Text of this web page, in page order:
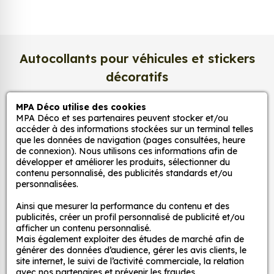
incomparable. Vos créations conservent tout leur
éclat, sans reflets gênants ni décoloration due à la
Une impression photo professionnelle
haute définition
Chaque affiche est produite avec desencres
pigmentaires de dernière génération, offrant un
rendu d’image précis et durable. Nos imprimantes
grand format sont calibrées pour reproduire
s’agisse d’unephoto, d’une illustration
vectorielle ou d’une affiche d’art
Résolution d’impression jusqu’à 2400 dpi
Encres écologiques et résistantes à la lumière
Autocollants pour véhicules et stickers
décoratifs
MPA Déco
Nos services
Nos sites
Mon Compte
Aide
MPA Déco utilise des cookies
MPA Déco et ses partenaires peuvent stocker et/ou
accéder à des informations stockées sur un terminal telles
que les données de navigation (pages consultées, heure
de connexion). Nous utilisons ces informations afin de
développer et améliorer les produits, sélectionner du
contenu personnalisé, des publicités standards et/ou
personnalisées.
Ainsi que mesurer la performance du contenu et des
publicités, créer un profil personnalisé de publicité et/ou
afficher un contenu personnalisé.
Mais également exploiter des études de marché afin de
générer des données d’audience, gérer les avis clients, le
site internet, le suivi de l’activité commerciale, la relation